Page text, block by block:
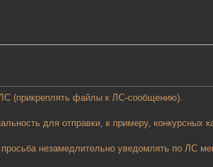
(прикреплять файлы к ЛС-сообщению).
для отправки, к примеру, конкурсных
незамедлительно уведомлять по ЛС